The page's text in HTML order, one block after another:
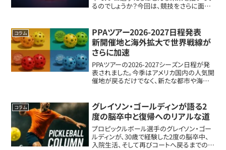
るのでしょうか？今回は、競技をさらに面白
ボールの可能性にワクワクすること間違い
なし...
コラム
PPAツアー2026-2027日程発表
新開催地と海外拡大で世界戦線が
さらに加速
PPAツアーの2026-2027シーズン日程が発
表されました。今季はアメリカ国内の人気開
催地が戻るだけでなく、新たな都市や海外
一段ギアを上げた印象です。PPAツアー...
コラム
グレイソン・ゴールディンが語る2
度の脳卒中と復帰へのリアルな道
プロピックルボール選手のグレイソン・ゴー
ルディンが、30歳で経験した2度の脳卒中、
入院生活、そして再びコートへ戻るまでの道